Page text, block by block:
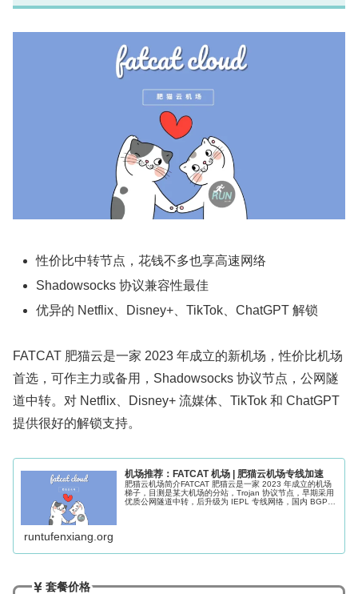
性价比中转节点，花钱不多也享高速网络
Shadowsocks 协议兼容性最佳
优异的 Netflix、Disney+、TikTok、ChatGPT 解锁
FATCAT 肥猫云是一家 2023 年成立的新机场，性价比机场
首选，可作主力或备用，Shadowsocks 协议节点，公网隧
道中转。对 Netflix、Disney+ 流媒体、TikTok 和 ChatGPT
提供很好的解锁支持。
机场推荐：FATCAT 机场 | 肥猫云机场专线加速
肥猫云机场简介FATCAT 肥猫云是一家 2023 年成立的机场
梯子，目测是某大机场的分站，Trojan 协议节点，早期采用
优质公网隧道中转，后升级为 IEPL 专线网络，国内 BGP
runtufenxiang.org
套餐价格